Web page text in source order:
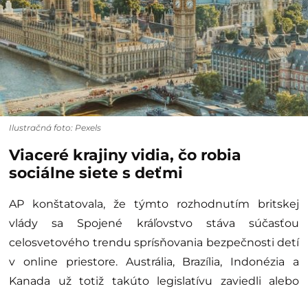
Ilustračná foto: Pexels
Viaceré krajiny vidia, čo robia
sociálne siete s deťmi
AP konštatovala, že týmto rozhodnutím britskej
vlády sa Spojené kráľovstvo stáva súčasťou
celosvetového trendu sprísňovania bezpečnosti detí
v online priestore. Austrália, Brazília, Indonézia a
Kanada už totiž takúto legislatívu zaviedli alebo